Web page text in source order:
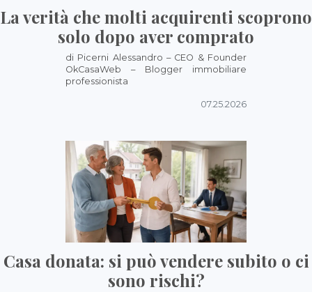
La verità che molti acquirenti scoprono
solo dopo aver comprato
di Picerni Alessandro – CEO & Founder
OkCasaWeb – Blogger immobiliare
professionista
07.25.2026
Casa donata: si può vendere subito o ci
sono rischi?